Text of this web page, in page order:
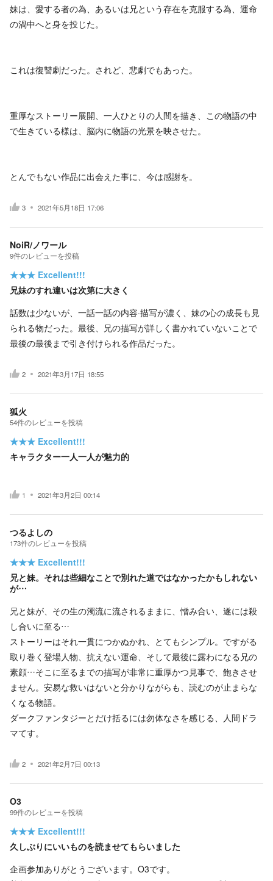
妹は、愛する者の為、あるいは兄という存在を克服する為、運命
の渦中へと身を投じた。
これは復讐劇だった。されど、悲劇でもあった。
重厚なストーリー展開、一人ひとりの人間を描き、この物語の中
で生きている様は、脳内に物語の光景を映させた。
とんでもない作品に出会えた事に、今は感謝を。
3 2021年5月18日 17:06
NoiR/ノワール
9件のレビューを投稿
★★★ Excellent!!!
兄妹のすれ違いは次第に大きく
話数は少ないが、一話一話の内容·描写が濃く、妹の心の成長も見
られる物だった。最後、兄の描写が詳しく書かれていないことで
最後の最後まで引き付けられる作品だった。
2 2021年3月17日 18:55
狐火
54件のレビューを投稿
★★★ Excellent!!!
キャラクター一人一人が魅力的
1 2021年3月2日 00:14
つるよしの
173件のレビューを投稿
★★★ Excellent!!!
兄と妹。それは些細なことで別れた道ではなかったかもしれない
が…
兄と妹が、その生の濁流に流されるままに、憎み合い、遂には殺
し合いに至る…
ストーリーはそれ一貫につかぬかれ、とてもシンプル。ですがる
取り巻く登場人物、抗えない運命、そして最後に露わになる兄の
素顔…そこに至るまでの描写が非常に重厚かつ見事で、飽きさせ
ません。安易な救いはないと分かりながらも、読むのが止まらな
くなる物語。
ダークファンタジーとだけ括るには勿体なさを感じる、人間ドラ
マてす。
2 2021年2月7日 00:13
O3
99件のレビューを投稿
★★★ Excellent!!!
久しぶりにいいものを読ませてもらいました
企画参加ありがとうございます。O3です。